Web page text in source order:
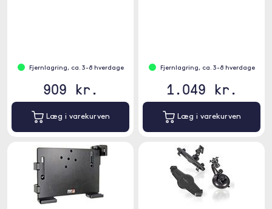
Fjernlagring, ca. 3-8 hverdage
909 kr.
Læg i varekurven
Fjernlagring, ca. 3-8 hverdage
1.049 kr.
Læg i varekurven